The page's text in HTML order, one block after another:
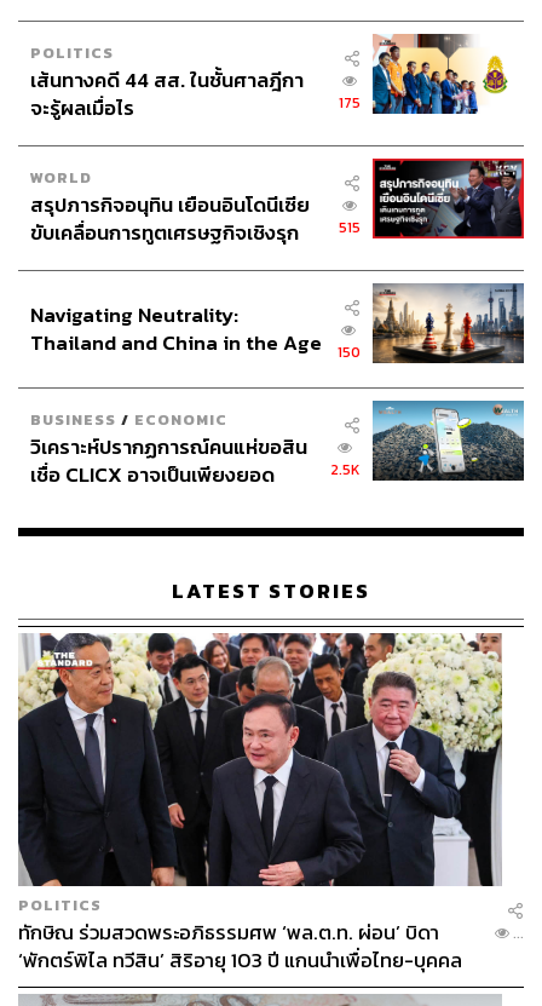
POLITICS
เส้นทางคดี 44 สส. ในชั้นศาลฎีกา
จะรู้ผลเมื่อไร
175
WORLD
สรุปภารกิจอนุทิน เยือนอินโดนีเซีย
ขับเคลื่อนการทูตเศรษฐกิจเชิงรุก
515
Navigating Neutrality:
Thailand and China in the Age
150
BUSINESS / ECONOMIC
วิเคราะห์ปรากฏการณ์คนแห่ขอสิน
เชื่อ CLICX อาจเป็นเพียงยอด
เรือนไทยที่ถูกซุกไว้
2.5K
LATEST STORIES
POLITICS
ทักษิณ ร่วมสวดพระอภิธรรมศพ ‘พล.ต.ท. ผ่อน’ บิดา
‘พักตร์พิไล ทวีสิน’ สิริอายุ 103 ปี แกนนำเพื่อไทย-บุคคล
หลากวงการร่วมอาลัย
...